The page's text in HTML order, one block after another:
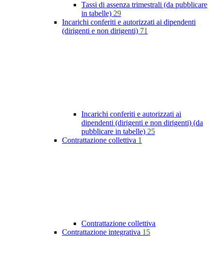
Tassi di assenza trimestrali (da pubblicare
in tabelle) 29
Incarichi conferiti e autorizzati ai dipendenti
(dirigenti e non dirigenti) 71
Incarichi conferiti e autorizzati ai
dipendenti (dirigenti e non dirigenti) (da
pubblicare in tabelle) 25
Contrattazione collettiva 1
Contrattazione collettiva
Contrattazione integrativa 15